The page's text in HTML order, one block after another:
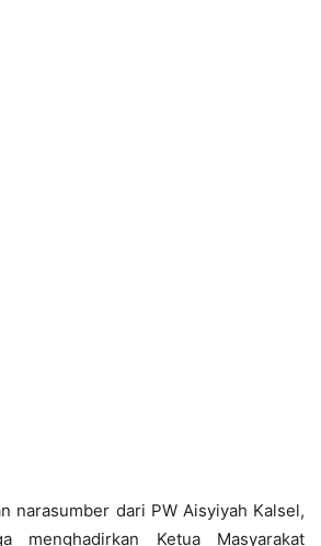
narasumber dari PW Aisyiyah Kalsel,
menghadirkan Ketua Masyarakat